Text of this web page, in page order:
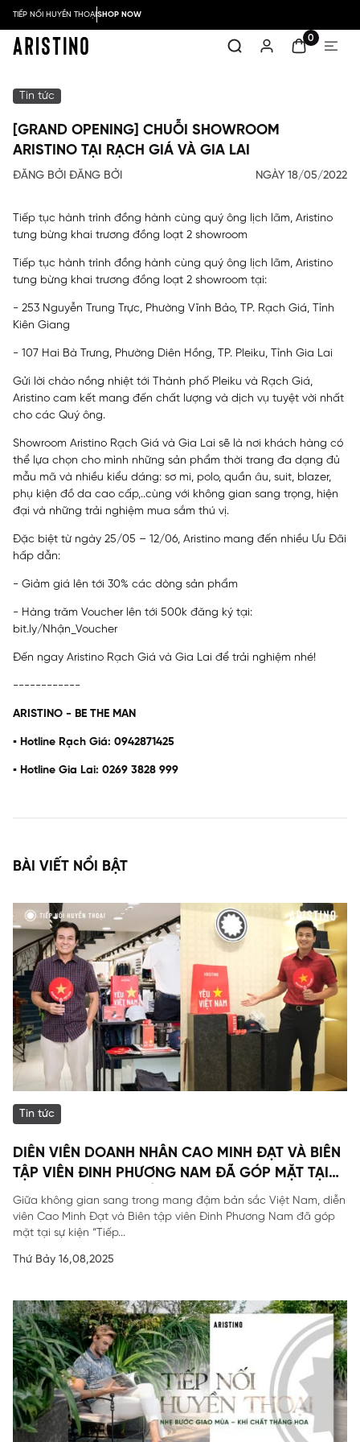
TIẾP NỐI HUYỀN THOẠISHOP NOW
0
Tin tức
[GRAND OPENING] CHUỖI SHOWROOM
ARISTINO TẠI RẠCH GIÁ VÀ GIA LAI
ĐĂNG BỞI ĐĂNG BỞI NGÀY 18/05/2022
Tiếp tục hành trình đồng hành cùng quý ông lịch lãm, Aristino
tưng bừng khai trương đồng loạt 2 showroom
Tiếp tục hành trình đồng hành cùng quý ông lịch lãm, Aristino
tưng bừng khai trương đồng loạt 2 showroom tại:
- 253 Nguyễn Trung Trực, Phường Vĩnh Bảo, TP. Rạch Giá, Tỉnh
Kiên Giang
- 107 Hai Bà Trưng, Phường Diên Hồng, TP. Pleiku, Tỉnh Gia Lai
Gửi lời chào nồng nhiệt tới Thành phố Pleiku và Rạch Giá,
Aristino cam kết mang đến chất lượng và dịch vụ tuyệt vời nhất
cho các Quý ông.
Showroom Aristino Rạch Giá và Gia Lai sẽ là nơi khách hàng có
thể lựa chọn cho mình những sản phẩm thời trang đa dạng đủ
mẫu mã và nhiều kiểu dáng: sơ mi, polo, quần âu, suit, blazer,
phụ kiện đồ da cao cấp,..cùng với không gian sang trọng, hiện
đại và những trải nghiệm mua sắm thú vị.
Đặc biệt từ ngày 25/05 – 12/06, Aristino mang đến nhiều Ưu Đãi
hấp dẫn:
- Giảm giá lên tới 30% các dòng sản phẩm
- Hàng trăm Voucher lên tới 500k đăng ký tại:
bit.ly/Nhận_Voucher
Đến ngay Aristino Rạch Giá và Gia Lai để trải nghiệm nhé!
------------
ARISTINO - BE THE MAN
▪️ Hotline Rạch Giá: 0942871425
▪️ Hotline Gia Lai: 0269 3828 999
BÀI VIẾT NỔI BẬT
Tin tức
DIỄN VIÊN DOANH NHÂN CAO MINH ĐẠT VÀ BIÊN
TẬP VIÊN ĐINH PHƯƠNG NAM ĐÃ GÓP MẶT TẠI
SỰ KIỆN ĐẶC BIỆT CỦA ARISTINO.
Giữa không gian sang trong mang đậm bản sắc Việt Nam, diễn
viên Cao Minh Đạt và Biên tập viên Đinh Phương Nam đã góp
mặt tại sự kiện “Tiếp...
Thứ Bảy 16,08,2025